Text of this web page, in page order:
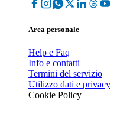
Area personale
Help e Faq
Info e contatti
Termini del servizio
Utilizzo dati e privacy
Cookie Policy